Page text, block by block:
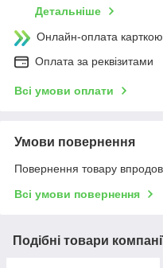
Детальніше
Онлайн-оплата
Оплата за реквізитами
Всі умови оплати
Умови повернення
Повернення товару
Всі умови повернення
Подібні товари